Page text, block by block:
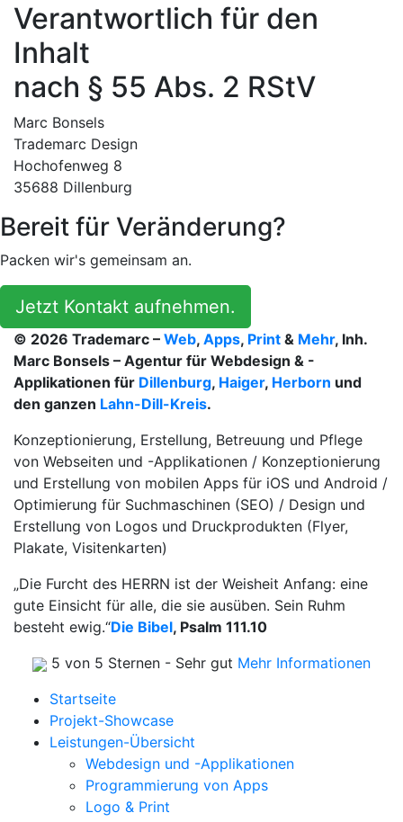
Verantwortlich für den
Inhalt
nach § 55 Abs. 2 RStV
Marc Bonsels
Trademarc Design
Hochofenweg 8
35688 Dillenburg
Bereit für Veränderung?
Packen wir's gemeinsam an.
Jetzt Kontakt aufnehmen.
© 2026 Trademarc – Web, Apps, Print & Mehr, Inh.
Marc Bonsels – Agentur für Webdesign & -
Applikationen für Dillenburg, Haiger, Herborn und
den ganzen Lahn-Dill-Kreis.
Konzeptionierung, Erstellung, Betreuung und Pflege
von Webseiten und -Applikationen / Konzeptionierung
und Erstellung von mobilen Apps für iOS und Android /
Optimierung für Suchmaschinen (SEO) / Design und
Erstellung von Logos und Druckprodukten (Flyer,
Plakate, Visitenkarten)
„Die Furcht des HERRN ist der Weisheit Anfang: eine
gute Einsicht für alle, die sie ausüben. Sein Ruhm
besteht ewig.“Die Bibel, Psalm 111.10
5 von 5 Sternen - Sehr gut Mehr Informationen
Startseite
Projekt-Showcase
Leistungen-Übersicht
Webdesign und -Applikationen
Programmierung von Apps
Logo & Print